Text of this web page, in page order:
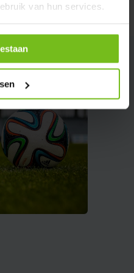
van hun services.